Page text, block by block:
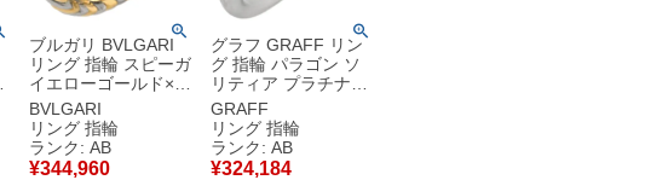
ブルガリ BVLGARI
リング 指輪 スピーガ
イエローゴールド×シ
ルバー スピガ スネー
ク 750 18K 18金 YG
14号 【中古】中古品
BVLGARI
リング 指輪
ランク: AB
¥344,960
グラフ GRAFF リン
グ 指輪 パラゴン ソ
リティア プラチナシ
ルバー プラチナ950
1石 1P 立爪 ダイヤ
0.52ct 6.5号 【保証
書】 【中古】中古品
GRAFF
リング 指輪
ランク: AB
¥324,184